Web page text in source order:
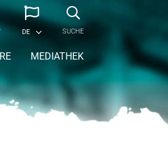
DE SUCHE
MEDIATHEK